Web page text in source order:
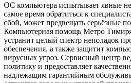
ОС компьютера испытывает явные
самое время обратиться к
сбой, может предвещать серьёзные
Компьютерная помощь Метро
устранит целый спектр неполадок
обеспечения, а также защитит
вирусных угроз. Сервисный центр
политику и предоставляет
надлежащим гарантийным